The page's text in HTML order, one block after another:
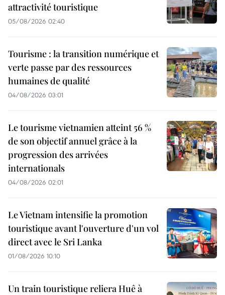
attractivité touristique
05/08/2026 02:40
Tourisme : la transition numérique et
verte passe par des ressources
humaines de qualité
04/08/2026 03:01
Le tourisme vietnamien atteint 56 %
de son objectif annuel grâce à la
progression des arrivées
internationals
04/08/2026 02:01
Le Vietnam intensifie la promotion
touristique avant l'ouverture d'un vol
direct avec le Sri Lanka
01/08/2026 10:10
Un train touristique reliera Huê à